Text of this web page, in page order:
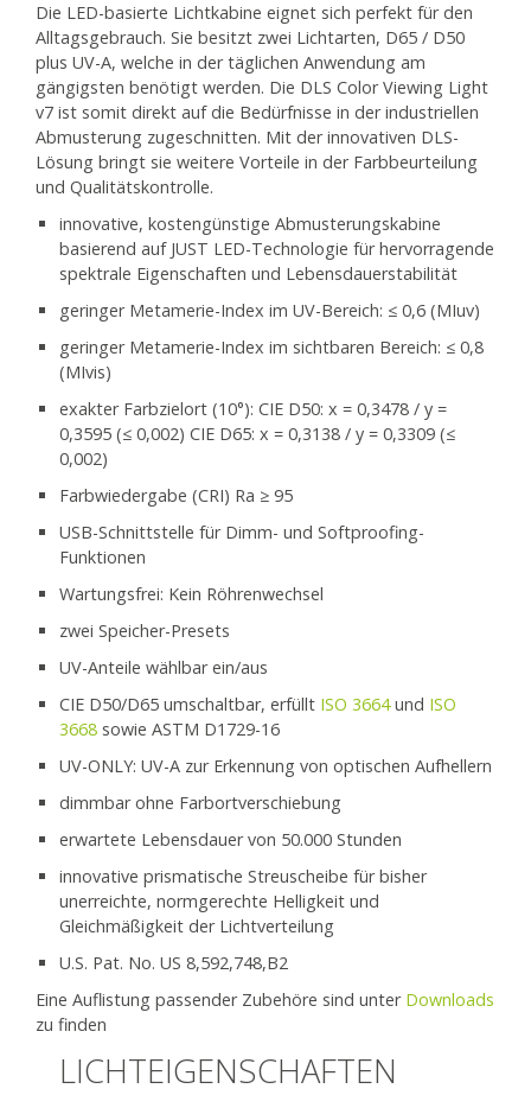
Die LED-basierte Lichtkabine eignet sich perfekt für den
Alltagsgebrauch. Sie besitzt zwei Lichtarten, D65 / D50
plus UV-A, welche in der täglichen Anwendung am
gängigsten benötigt werden. Die DLS Color Viewing Light
v7 ist somit direkt auf die Bedürfnisse in der industriellen
Abmusterung zugeschnitten. Mit der innovativen DLS-
Lösung bringt sie weitere Vorteile in der Farbbeurteilung
und Qualitätskontrolle.
innovative, kostengünstige Abmusterungskabine
basierend auf JUST LED-Technologie für hervorragende
spektrale Eigenschaften und Lebensdauerstabilität
geringer Metamerie-Index im UV-Bereich: ≤ 0,6 (MIuv)
geringer Metamerie-Index im sichtbaren Bereich: ≤ 0,8
(MIvis)
exakter Farbzielort (10°): CIE D50: x = 0,3478 / y =
0,3595 (≤ 0,002) CIE D65: x = 0,3138 / y = 0,3309 (≤
0,002)
Farbwiedergabe (CRI) Ra ≥ 95
USB-Schnittstelle für Dimm- und Softproofing-
Funktionen
Wartungsfrei: Kein Röhrenwechsel
zwei Speicher-Presets
UV-Anteile wählbar ein/aus
CIE D50/D65 umschaltbar, erfüllt ISO 3664und ISO
3668 sowie ASTM D1729-16
UV-ONLY: UV-A zur Erkennung von optischen Aufhellern
dimmbar ohne Farbortverschiebung
erwartete Lebensdauer von 50.000 Stunden
innovative prismatische Streuscheibe für bisher
unerreichte, normgerechte Helligkeit und
Gleichmäßigkeit der Lichtverteilung
U.S. Pat. No. US 8,592,748,B2
Eine Auflistung passender Zubehöre sind unter Downloads
zu finden
LICHTEIGENSCHAFTEN